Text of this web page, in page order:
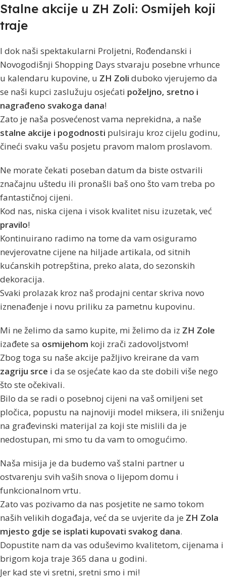
Stalne akcije u ZH Zoli: Osmijeh koji
traje
I dok naši spektakularni Proljetni, Rođendanski i
Novogodišnji Shopping Days stvaraju posebne vrhunce
u kalendaru kupovine, u ZH Zoli duboko vjerujemo da
se naši kupci zaslužuju osjećati poželjno, sretno i
nagrađeno svakoga dana!
Zato je naša posvećenost vama neprekidna, a naše
stalne akcije i pogodnosti pulsiraju kroz cijelu godinu,
čineći svaku vašu posjetu pravom malom proslavom.
Ne morate čekati poseban datum da biste ostvarili
značajnu uštedu ili pronašli baš ono što vam treba po
fantastičnoj cijeni.
Kod nas, niska cijena i visok kvalitet nisu izuzetak, već
pravilo!
Kontinuirano radimo na tome da vam osiguramo
nevjerovatne cijene na hiljade artikala, od sitnih
kućanskih potrepština, preko alata, do sezonskih
dekoracija.
Svaki prolazak kroz naš prodajni centar skriva novo
iznenađenje i novu priliku za pametnu kupovinu.
Mi ne želimo da samo kupite, mi želimo da iz ZH Zole
izađete sa osmijehom koji zrači zadovoljstvom!
Zbog toga su naše akcije pažljivo kreirane da vam
zagriju srce i da se osjećate kao da ste dobili više nego
što ste očekivali.
Bilo da se radi o posebnoj cijeni na vaš omiljeni set
pločica, popustu na najnoviji model miksera, ili sniženju
na građevinski materijal za koji ste mislili da je
nedostupan, mi smo tu da vam to omogućimo.
Naša misija je da budemo vaš stalni partner u
ostvarenju svih vaših snova o lijepom domu i
funkcionalnom vrtu.
Zato vas pozivamo da nas posjetite ne samo tokom
naših velikih događaja, već da se uvjerite da je ZH Zola
mjesto gdje se isplati kupovati svakog dana.
Dopustite nam da vas oduševimo kvalitetom, cijenama i
brigom koja traje 365 dana u godini.
Jer kad ste vi sretni, sretni smo i mi!